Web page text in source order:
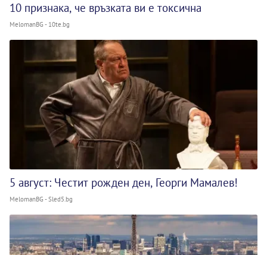
10 признака, че връзката ви е токсична
MelomanBG - 10te.bg
5 август: Честит рожден ден, Георги Мамалев!
MelomanBG - Sled5.bg